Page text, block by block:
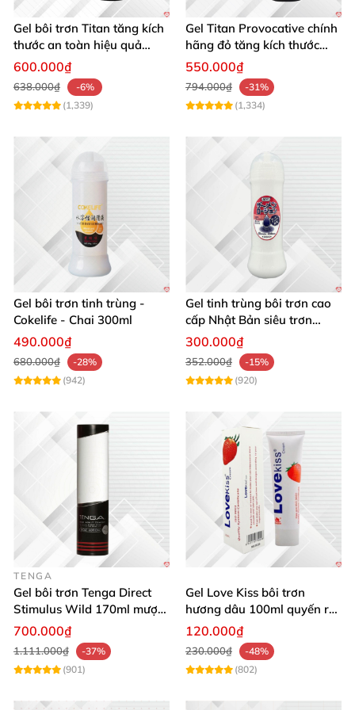
uy tín.
gel bôi trơn Titan tăng kích thước
phân phối tạiĐây - Chuỗi hệ thống phân phối
sản phẩm hỗ trợ tình dục
. Sản phẩm cam kết nguồn
giao hàng nhanh chóng.
Gel bôi trơn Titan tăng kích
thước an toàn hiệu quả
50ml
600.000₫
638.000₫
-6%
(1,339)
Gel Titan Provocative chính
hãng đỏ tăng kích thước
dương vật cho Nam 50ml
550.000₫
794.000₫
-31%
(1,334)
Gel bôi trơn tinh trùng -
Cokelife - Chai 300ml
490.000₫
680.000₫
-28%
(942)
Gel tinh trùng bôi trơn cao
cấp Nhật Bản siêu trơn
300ml
300.000₫
352.000₫
-15%
(920)
TENGA
Gel bôi trơn Tenga Direct
Stimulus Wild 170ml mượt
mà kích thích
700.000₫
1.111.000₫
-37%
(901)
Gel Love Kiss bôi trơn
hương dâu 100ml quyến rũ
thơm ngọt nâng cảm xúc
120.000₫
230.000₫
-48%
(802)